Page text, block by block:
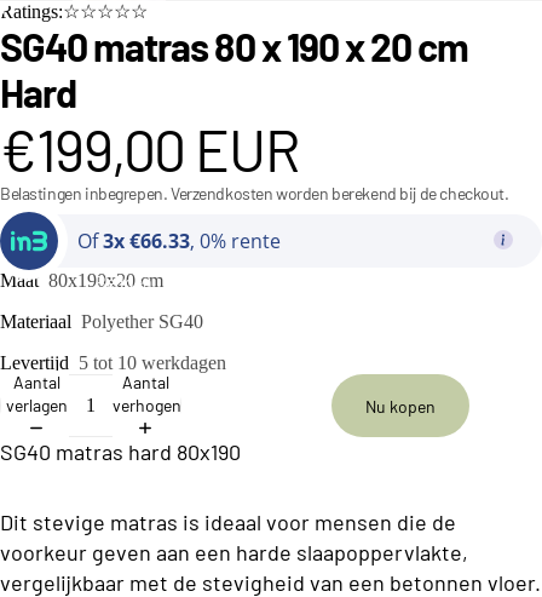
n
e
r
e
ll
C
o
ll
c
o
Bedden
Ratings:☆☆☆☆☆
SG40 matras 80 x 190 x 20 cm
Hard
€199,00 EUR
Belastingen inbegrepen. Verzendkosten worden berekend bij de checkout.
Of3x €66.33, 0% rente
Maat 80x190x20 cm
Materiaal Polyether SG40
Levertijd 5 tot 10 werkdagen
Aantal
verlagen
Aantal
verhogen
Nu kopen
SG40 matras hard 80x190
Dit stevige matras is ideaal voor mensen die de
voorkeur geven aan een harde slaapoppervlakte,
vergelijkbaar met de stevigheid van een betonnen vloer.